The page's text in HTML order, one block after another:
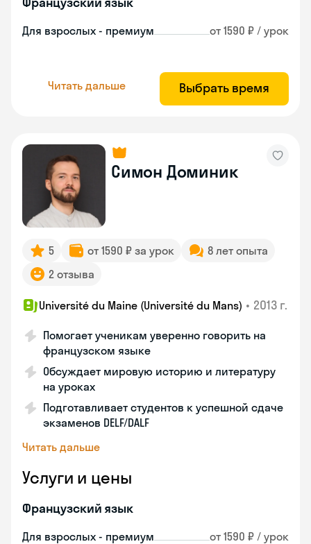
Для взрослых - премиум от 1590 ₽ / урок
Читать дальше Выбрать время
Симон Доминик
5 от 1590 ₽ за урок
8 лет опыта
2 отзыва
Université du Maine (Université du Mans) • 2013 г.
Помогает ученикам уверенно говорить на
французском языке
Обсуждает мировую историю и литературу
на уроках
Подготавливает студентов к успешной сдаче
экзаменов DELF/DALF
Читать дальше
Услуги и цены
Французский язык
Для взрослых - премиум от 1590 ₽ / урок